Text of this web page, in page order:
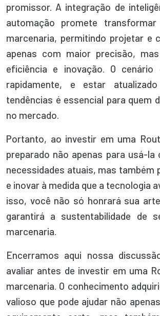
promissor. A integração de
automação promete
marcenaria, permitindo projetar e
apenas com maior precisão,
eficiência e inovação. O cenário
rapidamente, e estar
tendências é essencial para quem
no mercado.
Portanto, ao investir em uma
preparado não apenas para usá-la
necessidades atuais, mas também
e inovar à medida que a tecnologia
isso, você não só honrará sua
garantirá a sustentabilidade de
marcenaria.
Encerramos aqui nossa
avaliar antes de investir em uma
marcenaria. O conhecimento
valioso que pode ajudar não